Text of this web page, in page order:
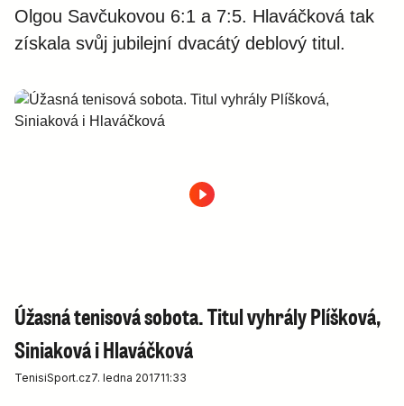
Olgou Savčukovou 6:1 a 7:5. Hlaváčková tak
získala svůj jubilejní dvacátý deblový titul.
Úžasná tenisová sobota. Titul vyhrály Plíšková,
Siniaková i Hlaváčková
TenisiSport.cz7. ledna 201711:33